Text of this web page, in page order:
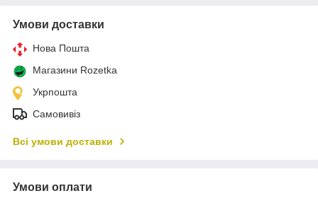
Умови доставки
Нова Пошта
Магазини Rozetka
Укрпошта
Самовивіз
Всі умови доставки
Умови оплати